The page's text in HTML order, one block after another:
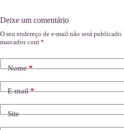
Deixe um comentário
O seu endereço de e-mail não será publicado.
marcados com *
Nome*
E-mail*
Site